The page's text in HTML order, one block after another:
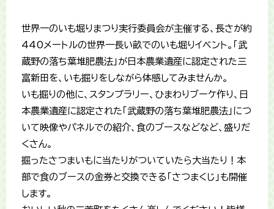
世界一のいも堀りまつり実行委員会が主催する、長さが約
440メートルの世界一長い畝でのいも堀りイベント。「武
蔵野の落ち葉堆肥農法」が日本農業遺産に認定された三
富新田を、いも掘りをしながら体感してみませんか。
いも掘りの他に、スタンプラリー、ひまわりブーケ作り、日
本農業遺産に認定された「武蔵野の落ち葉堆肥農法」につ
いて映像やパネルでの紹介、食のブースなどなど、盛りだ
くさん。
掘ったさつまいもに当たりがついていたら大当たり！本
部で食のブースの金券と交換できる「さつまくじ」も開催
します。